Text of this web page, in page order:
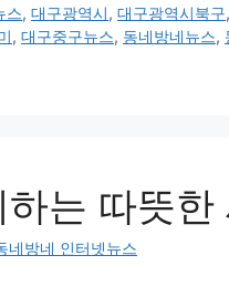
스,대구광역시,대구광역시북구
, 대구중구뉴스, 동네방네뉴스,
는 따뜻
네방네 인터넷뉴스